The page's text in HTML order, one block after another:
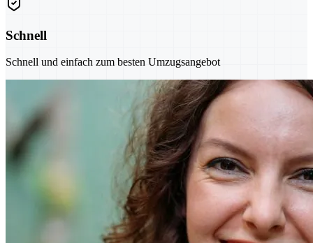
Schnell
Schnell und einfach zum besten Umzugsangebot